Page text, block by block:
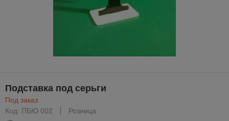
Подставка под серьги
Под заказ
Код: ПБЮ 002
Розница